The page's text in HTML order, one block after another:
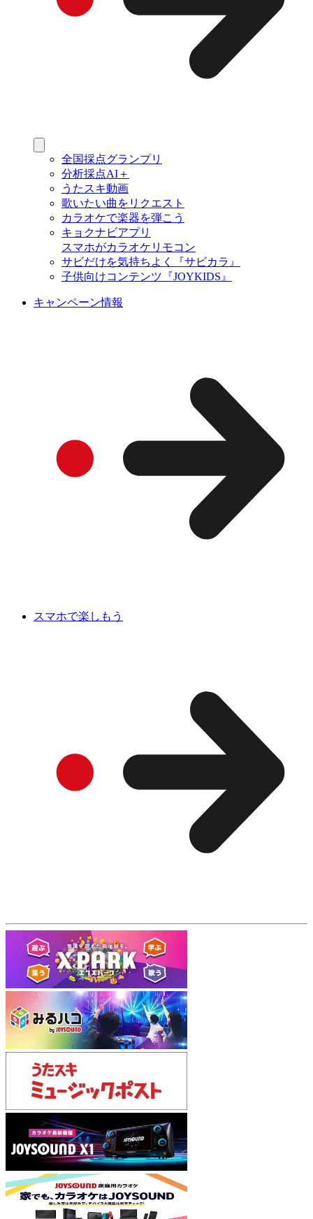
全国採点グランプリ
分析採点AI＋
うたスキ動画
歌いたい曲をリクエスト
カラオケで楽器を弾こう
キョクナビアプリ
スマホがカラオケリモコン
サビだけを気持ちよく『サビカラ』
子供向けコンテンツ『JOYKIDS』
キャンペーン情報
スマホで楽しもう